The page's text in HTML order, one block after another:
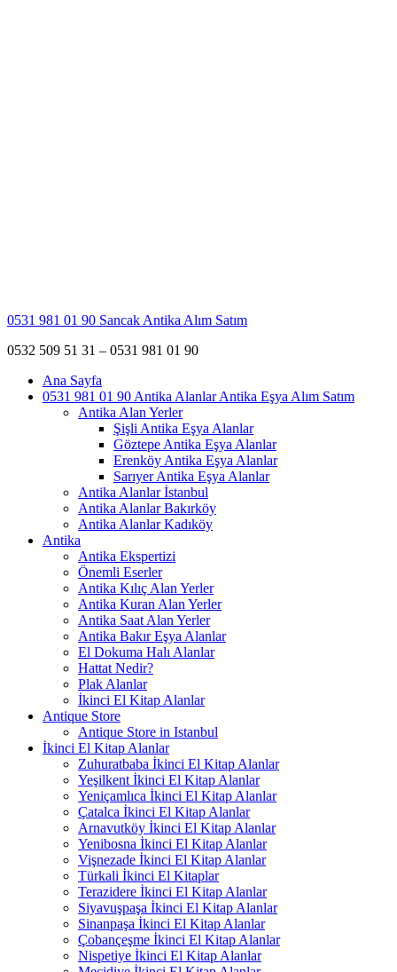
0531 981 01 90 Sancak Antika Alım Satım
0532 509 51 31 – 0531 981 01 90
Ana Sayfa
0531 981 01 90 Antika Alanlar Antika Eşya Alım Satım
Antika Alan Yerler
Şişli Antika Eşya Alanlar
Göztepe Antika Eşya Alanlar
Erenköy Antika Eşya Alanlar
Sarıyer Antika Eşya Alanlar
Antika Alanlar İstanbul
Antika Alanlar Bakırköy
Antika Alanlar Kadıköy
Antika
Antika Ekspertizi
Önemli Eserler
Antika Kılıç Alan Yerler
Antika Kuran Alan Yerler
Antika Saat Alan Yerler
Antika Bakır Eşya Alanlar
El Dokuma Halı Alanlar
Hattat Nedir?
Plak Alanlar
İkinci El Kitap Alanlar
Antique Store
Antique Store in Istanbul
İkinci El Kitap Alanlar
Zuhuratbaba İkinci El Kitap Alanlar
Yeşilkent İkinci El Kitap Alanlar
Yeniçamlıca İkinci El Kitap Alanlar
Çatalca İkinci El Kitap Alanlar
Arnavutköy İkinci El Kitap Alanlar
Yenibosna İkinci El Kitap Alanlar
Vişnezade İkinci El Kitap Alanlar
Türkali İkinci El Kitaplar
Terazidere İkinci El Kitap Alanlar
Siyavuşpaşa İkinci El Kitap Alanlar
Sinanpaşa İkinci El Kitap Alanlar
Çobançeşme İkinci El Kitap Alanlar
Nispetiye İkinci El Kitap Alanlar